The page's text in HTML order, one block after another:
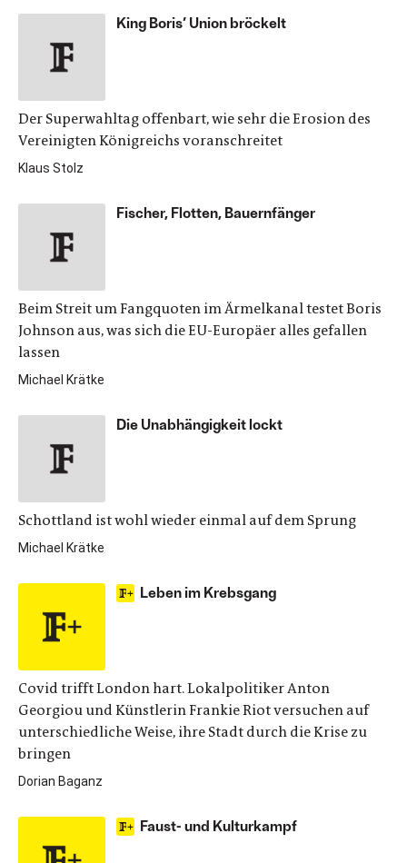
King Boris’ Union bröckelt
Der Superwahltag offenbart, wie sehr die Erosion des
Vereinigten Königreichs voranschreitet
Klaus Stolz
Fischer, Flotten, Bauernfänger
Beim Streit um Fangquoten im Ärmelkanal testet Boris
Johnson aus, was sich die EU-Europäer alles gefallen
lassen
Michael Krätke
Die Unabhängigkeit lockt
Schottland ist wohl wieder einmal auf dem Sprung
Michael Krätke
Leben im Krebsgang
Covid trifft London hart. Lokalpolitiker Anton
Georgiou und Künstlerin Frankie Riot versuchen auf
unterschiedliche Weise, ihre Stadt durch die Krise zu
bringen
Dorian Baganz
Faust- und Kulturkampf